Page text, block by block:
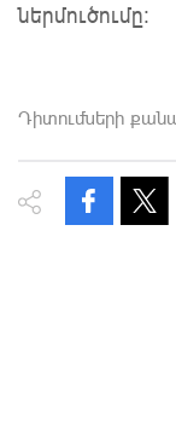
ներմուծումը։
Դիտումների